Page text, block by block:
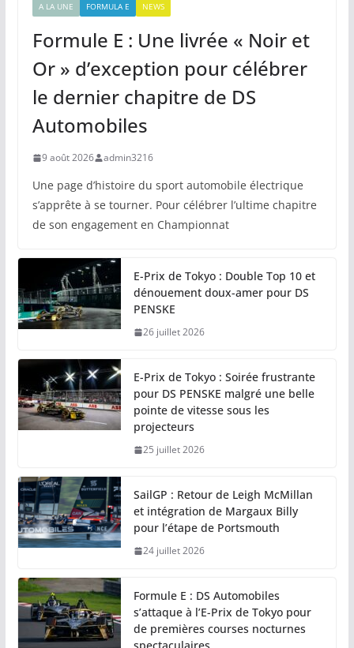
A LA UNE FORMULA E NEWS
Formule E : Une livrée « Noir et
Or » d’exception pour célébrer
le dernier chapitre de DS
Automobiles
9 août 2026 admin3216
Une page d’histoire du sport automobile électrique
s’apprête à se tourner. Pour célébrer l’ultime chapitre
de son engagement en Championnat
E-Prix de Tokyo : Double Top 10 et
dénouement doux-amer pour DS
PENSKE
26 juillet 2026
E-Prix de Tokyo : Soirée frustrante
pour DS PENSKE malgré une belle
pointe de vitesse sous les
projecteurs
25 juillet 2026
SailGP : Retour de Leigh McMillan
et intégration de Margaux Billy
pour l’étape de Portsmouth
24 juillet 2026
Formule E : DS Automobiles
s’attaque à l’E-Prix de Tokyo pour
de premières courses nocturnes